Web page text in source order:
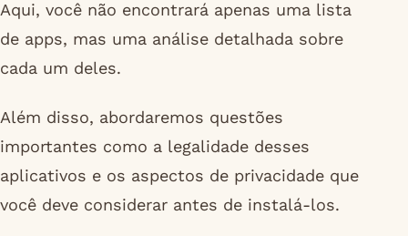
Aqui, você não encontrará apenas uma lista
de apps, mas uma análise detalhada sobre
cada um deles.
Além disso, abordaremos questões
importantes como a legalidade desses
aplicativos e os aspectos de privacidade que
você deve considerar antes de instalá-los.